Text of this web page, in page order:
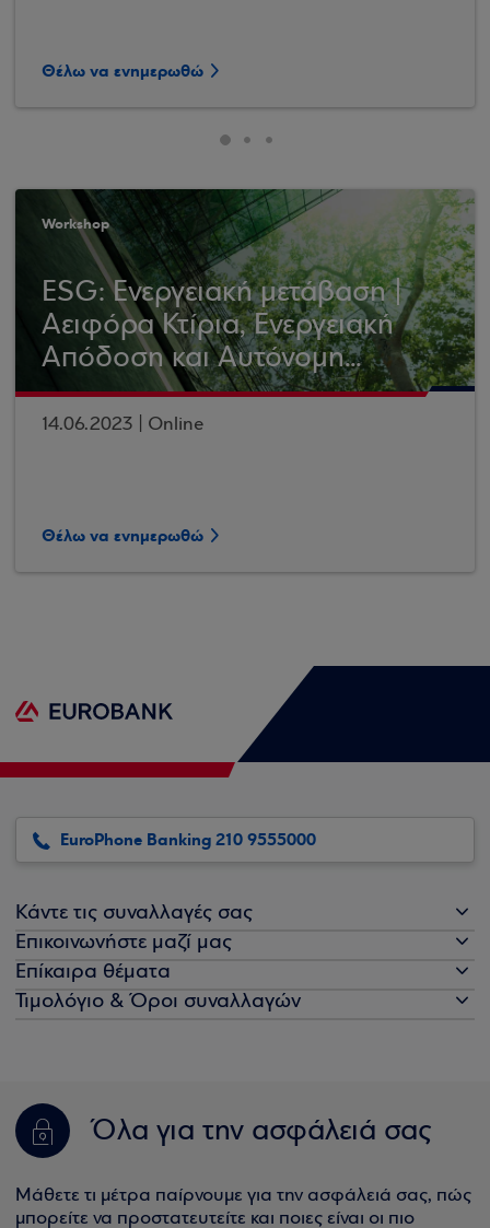
Θέλω να ενημερωθώ
Workshop
ESG: Ενεργειακή μετάβαση |
Αειφόρα Κτίρια, Ενεργειακή
Απόδοση και Αυτόνομη...
14.06.2023 | Online
Θέλω να ενημερωθώ
EuroPhone Banking 210 9555000
Κάντε τις συναλλαγές σας
Επικοινωνήστε μαζί μας
Επίκαιρα θέματα
Τιμολόγιο & Όροι συναλλαγών
Όλα για την ασφάλειά σας
Μάθετε τι μέτρα παίρνουμε για την ασφάλειά σας, πώς
μπορείτε να προστατευτείτε και ποιες είναι οι πιο